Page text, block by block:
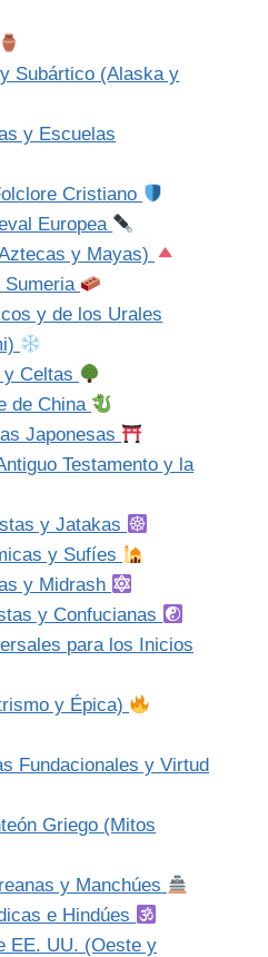
Subártico (Alaska y
y Escuelas
Cristiano
Europea
y Mayas)
Sumeria
y de los Urales
Celtas
de China
Japonesas
Testamento y la
y Jatakas
y Sufíes
y Midrash
y Confucianas
para los Inicios
y Épica)
Fundacionales y Virtud
Griego (Mitos
y Manchúes
e Hindúes
EE. UU. (Oeste y